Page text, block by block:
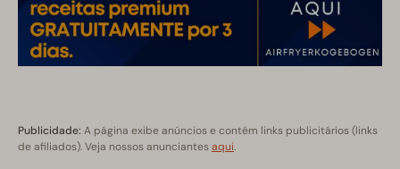
Publicidade: A página exibe anúncios e contém links publicitários (links
de afiliados). Veja nossos anunciantesaqui.